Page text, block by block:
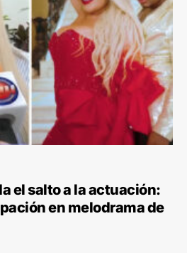
el salto a la actuación:
en melodrama de